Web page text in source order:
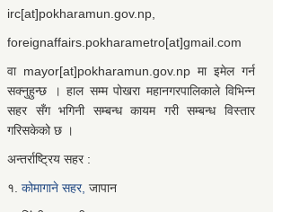
irc[at]pokharamun.gov.np,
foreignaffairs.pokharametro[at]gmail.com
वा mayor[at]pokharamun.gov.np मा इमेल गर्न
सक्नुहुन्छ । हाल सम्म पोखरा महानगरपालिकाले विभिन्न
सहर सँग भगिनी सम्बन्ध कायम गरी सम्बन्ध विस्तार
गरिसकेको छ ।
अन्तर्राष्ट्रिय सहर :
१. कोमागाने सहर, जापान